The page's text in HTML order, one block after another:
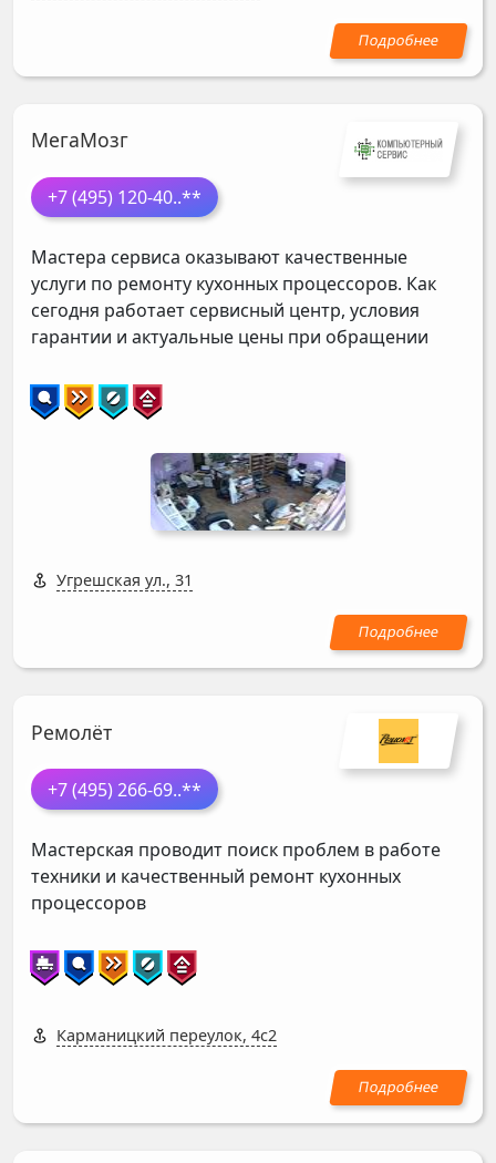
МегаМозг
+7 (495) 120-40..**
Мастера сервиса оказывают качественные
услуги по ремонту кухонных процессоров. Как
сегодня работает сервисный центр, условия
гарантии и актуальные цены при обращении
Угрешская ул., 31
Ремолёт
+7 (495) 266-69..**
Мастерская проводит поиск проблем в работе
техники и качественный ремонт кухонных
процессоров
Карманицкий переулок, 4с2